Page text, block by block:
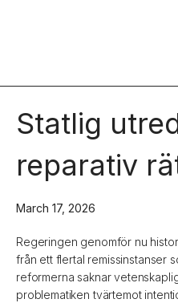
Statlig
reparativ
March 17, 2026
Regeringen genomför nu
från ett flertal remissinstanser
reformerna saknar
problematiken tvärtemot